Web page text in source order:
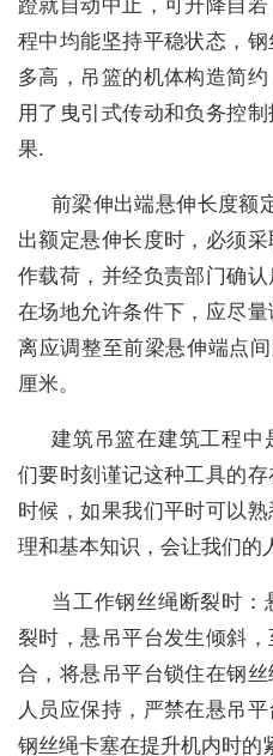
程中均能坚持平稳状态，
多高，吊篮的机体构造简
用了曳引式传动和负务控
果.
前梁伸出端悬伸长度额
出额定悬伸长度时，必须
作载荷，并经负责部门确
在场地允许条件下，应尽
离应调整至前梁悬伸端点
厘米。
建筑吊篮在建筑工程
们要时刻谨记这种工具的
时候，如果我们平时可以
理和基本知识，会让我们的
当工作钢丝绳断裂时
裂时，悬吊平台发生倾斜
合，将悬吊平台锁住在钢
人员应保持，严禁在悬吊
钢丝绳卡塞在提升机内时的